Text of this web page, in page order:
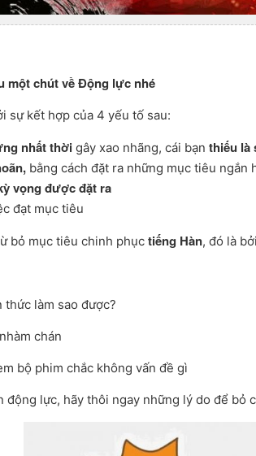
một chút về Động lực nhé
sự kết hợp của 4 yếu tố sau:
nhất thời gây xao nhãng, cái bạn thiếu là
bằng cách đặt ra những mục tiêu ngắn
vọng được đặt ra
đạt mục tiêu
bỏ mục tiêu chinh phục tiếng Hàn, đó là
thức làm sao được?
chán
bộ phim chắc không vấn đề gì
động lực, hãy thôi ngay những lý do để